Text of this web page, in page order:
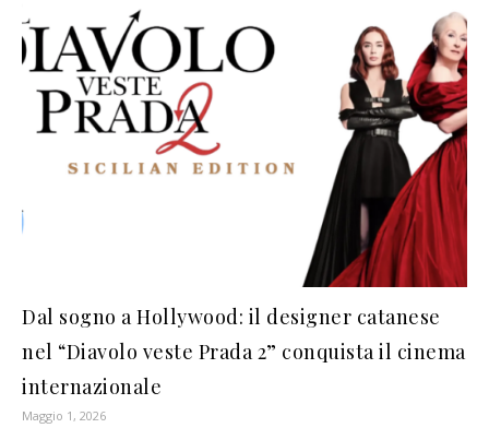
Dal sogno a Hollywood: il designer catanese
nel “Diavolo veste Prada 2” conquista il cinema
internazionale
Maggio 1, 2026